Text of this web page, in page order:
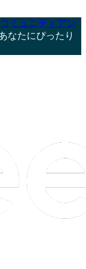
コミュニティアン
あなたにぴったり